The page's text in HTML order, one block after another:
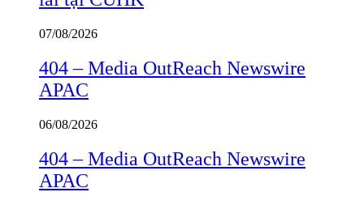
07/08/2026
404 – Media OutReach Newswire
APAC
06/08/2026
404 – Media OutReach Newswire
APAC